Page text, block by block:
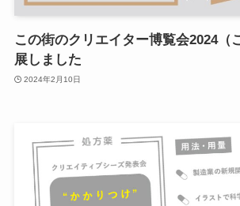
この街のクリエイター博覧会2024（
展しました
2024年2月10日